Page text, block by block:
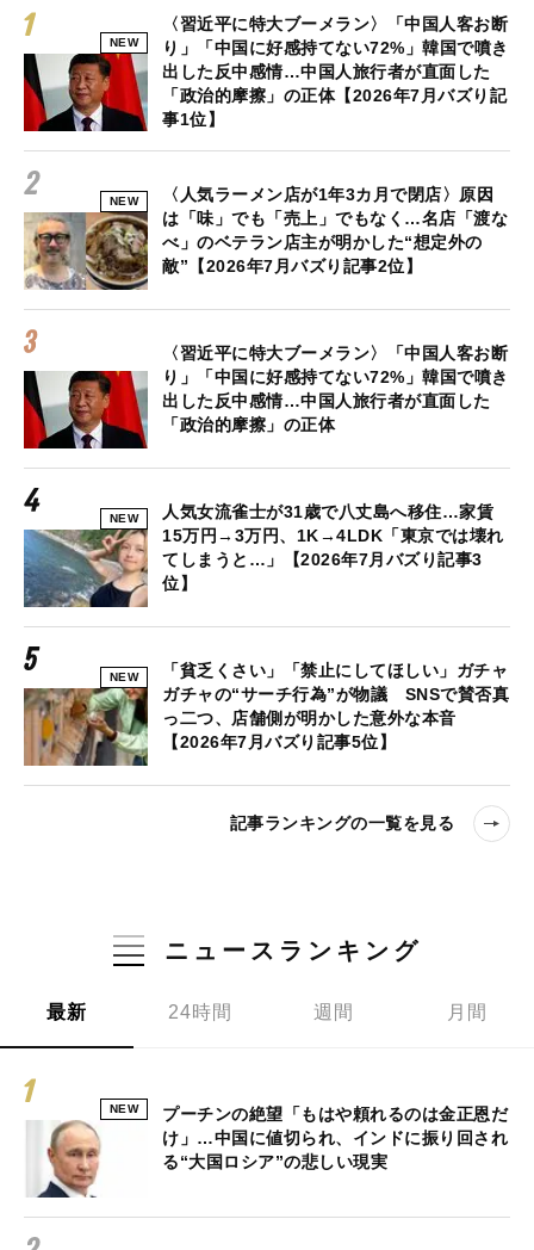
NEW
〈習近平に特大ブーメラン〉「中国人客お断
り」「中国に好感持てない72%」韓国で噴き
出した反中感情…中国人旅行者が直面した
「政治的摩擦」の正体【2026年7月バズり記
事1位】
NEW
〈人気ラーメン店が1年3カ月で閉店〉原因
は「味」でも「売上」でもなく…名店「渡な
べ」のベテラン店主が明かした“想定外の
敵”【2026年7月バズり記事2位】
〈習近平に特大ブーメラン〉「中国人客お断
り」「中国に好感持てない72%」韓国で噴き
出した反中感情…中国人旅行者が直面した
「政治的摩擦」の正体
NEW
人気女流雀士が31歳で八丈島へ移住…家賃
15万円→3万円、1K→4LDK「東京では壊れ
てしまうと…」【2026年7月バズり記事3
位】
NEW
「貧乏くさい」「禁止にしてほしい」ガチャ
ガチャの“サーチ行為”が物議 SNSで賛否真
っ二つ、店舗側が明かした意外な本音
【2026年7月バズり記事5位】
記事ランキングの一覧を見る
ニュースランキング
最新 24時間 週間 月間
NEW
プーチンの絶望「もはや頼れるのは金正恩だ
け」…中国に値切られ、インドに振り回され
る“大国ロシア”の悲しい現実